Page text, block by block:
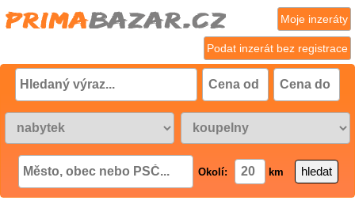
Podat inzerát bez registrace
Moje inzeráty
Okolí: km